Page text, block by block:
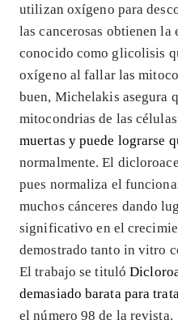
utilizan oxígeno para
las cancerosas obtienen la
conocido como glicolisis
oxígeno al fallar las
buen, Michelakis asegura
mitocondrias de las
muertas y puede lograrse
normalmente. El
pues normaliza el
muchos cánceres dando
significativo en el
demostrado tanto in vitro
El trabajo se tituló
demasiado barata para
el número 98 de la revista.